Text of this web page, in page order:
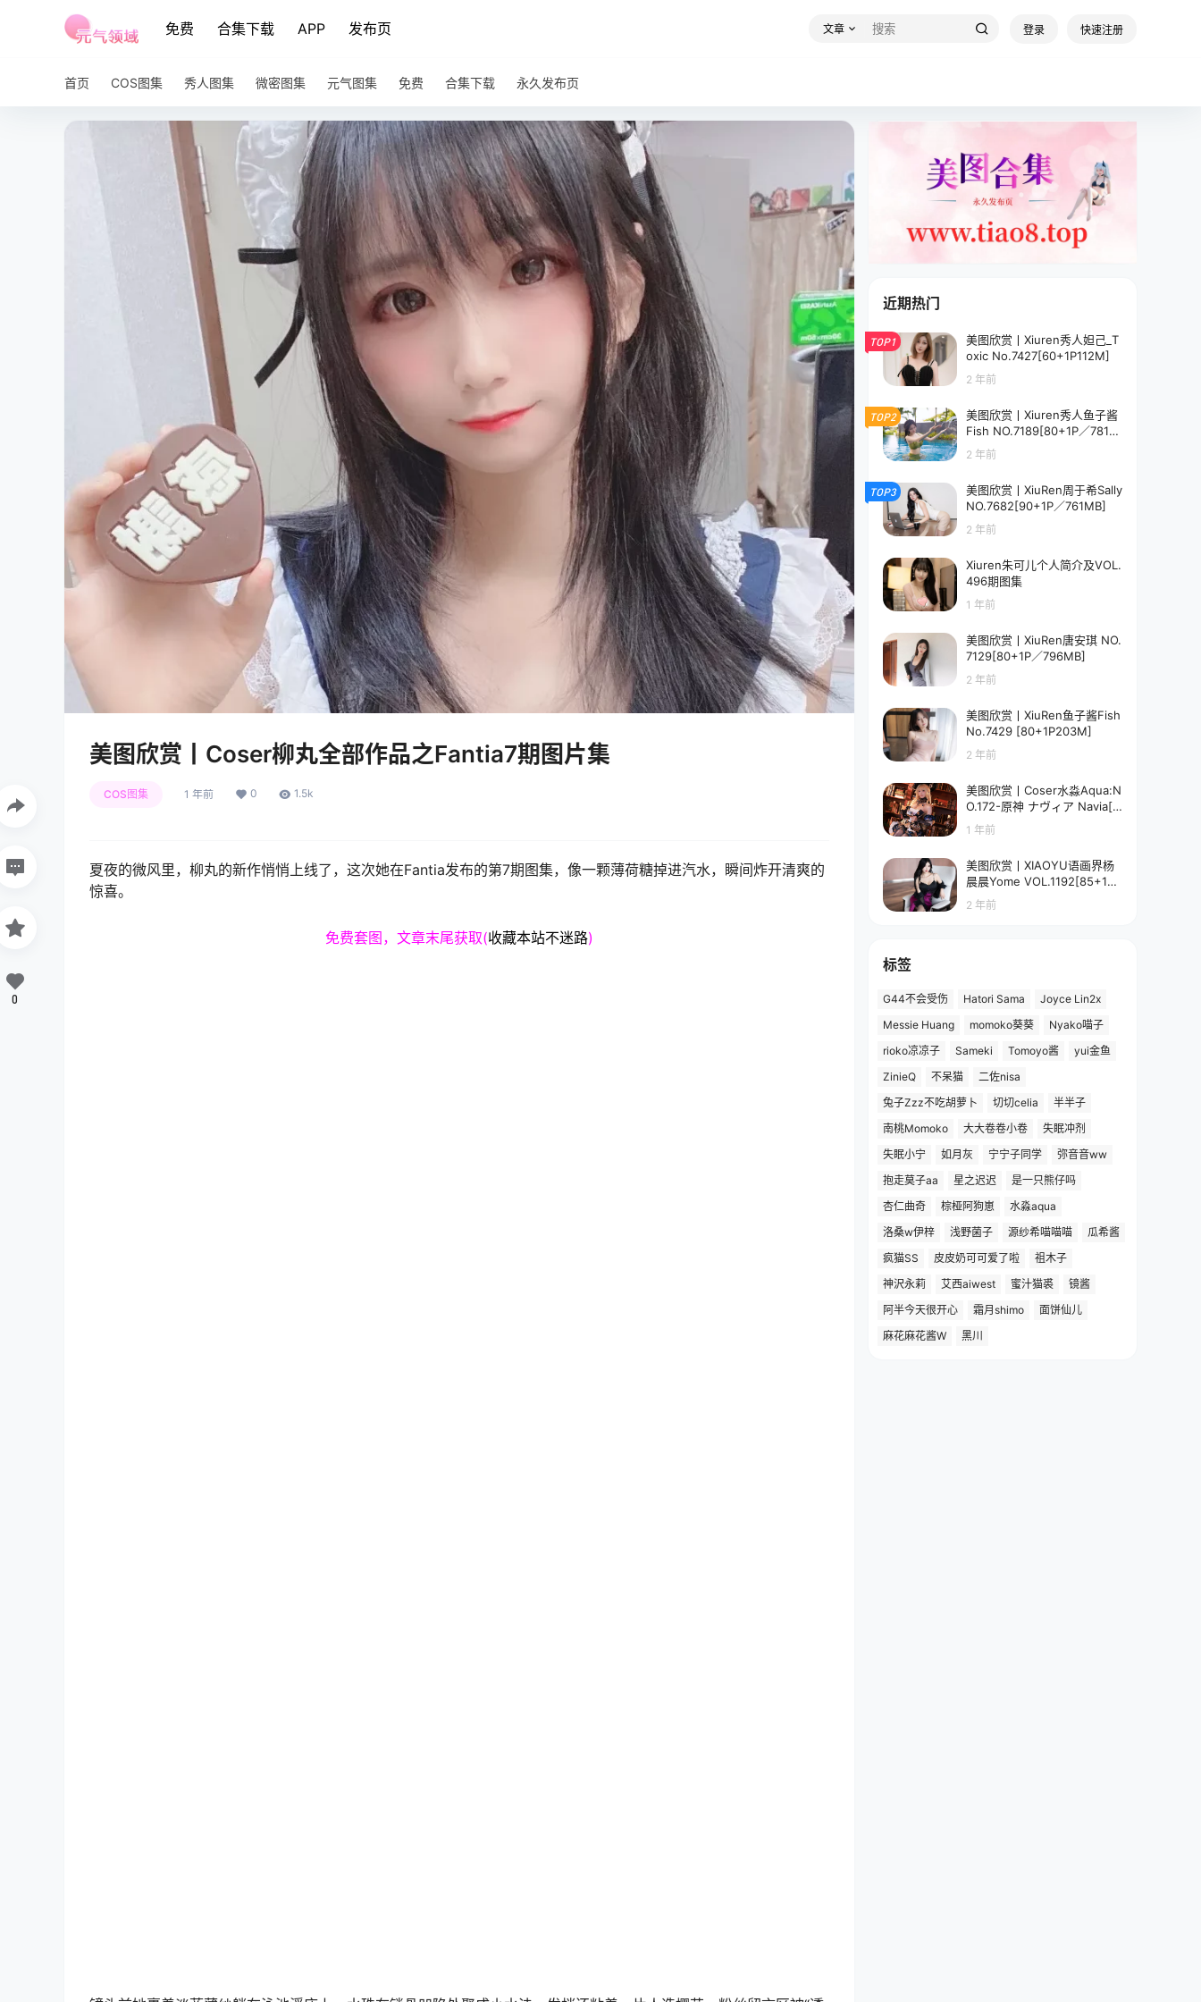
免费 合集下载 APP 发布页 文章 登录 快速注册
首页 COS图集 秀人图集 微密图集 元气图集 免费 合集下载 永久发布页
美图欣赏丨Coser柳丸全部作品之Fantia7期图片集
COS图集 1 年前 0 1.5k
夏夜的微风里，柳丸的新作悄悄上线了，这次她在Fantia发布的第7期图集，像一颗薄荷糖掉进汽水，瞬间炸开清爽的
惊喜。
免费套图，文章末尾获取(收藏本站不迷路)
0
近期热门
TOP1
美图欣赏丨Xiuren秀人妲己_T
oxic No.7427[60+1P112M]
2 年前
TOP2
美图欣赏丨Xiuren秀人鱼子酱
Fish NO.7189[80+1P／781M
2 年前
TOP3
美图欣赏丨XiuRen周于希Sally
NO.7682[90+1P／761MB]
2 年前
Xiuren朱可儿个人简介及VOL.
496期图集
1 年前
美图欣赏丨XiuRen唐安琪 NO.
7129[80+1P／796MB]
2 年前
美图欣赏丨XiuRen鱼子酱Fish
No.7429 [80+1P203M]
2 年前
美图欣赏丨Coser水淼Aqua:N
O.172-原神 ナヴィア Navia[5
8P-90.7M]
1 年前
美图欣赏丨XIAOYU语画界杨
晨晨Yome VOL.1192[85+1P
／673MB]
2 年前
标签
G44不会受伤 Hatori Sama
Joyce Lin2x
Messie Huang
momoko葵葵
Nyako喵子
rioko凉凉子
Sameki Tomoyo酱
yui金鱼
ZinieQ
不呆猫
二佐nisa
兔子Zzz不吃胡萝卜
切切celia
半半子
南桃Momoko
大大卷卷小卷
失眠冲剂
失眠小宁
如月灰 宁宁子同学
弥音音ww
抱走莫子aa
星之迟迟
是一只熊仔吗
杏仁曲奇
棕桠阿狗崽
水淼aqua
洛桑w伊梓
浅野菌子 源纱希喵喵喵
瓜希酱
疯猫SS
皮皮奶可可爱了啦
祖木子
神沢永莉
艾西aiwest 蜜汁猫裘
镜酱
阿半今天很开心
霜月shimo
面饼仙儿
麻花麻花酱W
黑川